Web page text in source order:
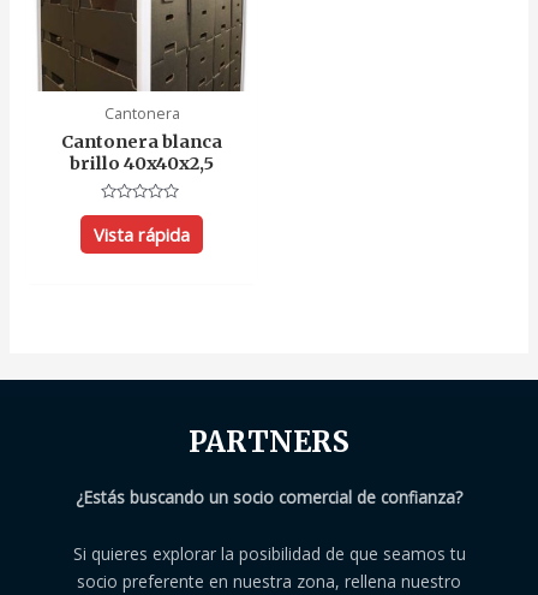
Cantonera
Cantonera blanca
brillo 40x40x2,5
Valorado
con
0
de
Vista rápida
PARTNERS
¿Estás buscando un socio comercial de confianza?
Si quieres explorar la posibilidad de que seamos tu
socio preferente en nuestra zona, rellena nuestro